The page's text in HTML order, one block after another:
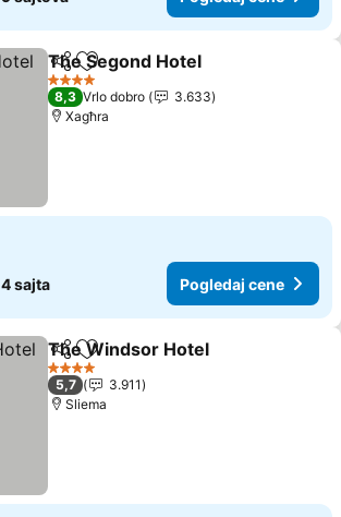
Deli Dodati u favorite
The Segond Hotel
4 Zvezdice
8,3 Vrlo dobro
3.633
Xagħra
4 sajta Pogledaj cene
Deli Dodati u favorite
The Windsor Hotel
4 Zvezdice
5,7
3.911
Sliema